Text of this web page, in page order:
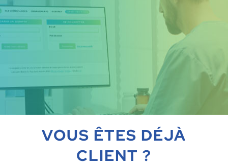
VOUS ÊTES DÉJÀ
CLIENT ?